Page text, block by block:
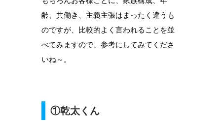
齢、共働き、主義主張はまったく違うも
のですが、比較的よく言われることを並
べてみますので、参考にしてみてくださ
いね～。
①乾太くん